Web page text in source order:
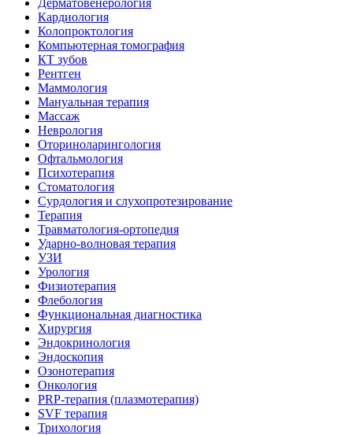
Дерматовенерология
Кардиология
Колопроктология
Компьютерная томография
КТ зубов
Рентген
Маммология
Мануальная терапия
Массаж
Неврология
Оториноларингология
Офтальмология
Психотерапия
Стоматология
Сурдология и слухопротезирование
Терапия
Травматология-ортопедия
Ударно-волновая терапия
УЗИ
Урология
Физиотерапия
Флебология
Функциональная диагностика
Хирургия
Эндокринология
Эндоскопия
Озонотерапия
Онкология
PRP-терапия (плазмотерапия)
SVF терапия
Трихология